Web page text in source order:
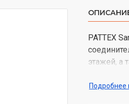
PATTEX
этажей, а
Подробнее